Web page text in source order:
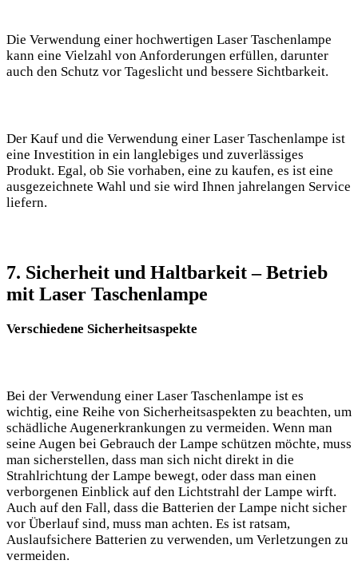
Die Verwendung einer‍ hochwertigen Laser Taschenlampe
kann eine Vielzahl von Anforderungen erfüllen, darunter
auch den Schutz vor Tageslicht und bessere Sichtbarkeit.
Der⁣ Kauf und die Verwendung einer Laser ‍Taschenlampe ist
eine Investition in ein langlebiges und zuverlässiges
Produkt.‍ Egal, ob Sie vorhaben,‌ eine zu‌ kaufen, es ist eine
ausgezeichnete Wahl und sie‍ wird​ Ihnen jahrelangen‍ Service
⁣liefern.
7.​ Sicherheit und Haltbarkeit ‌– Betrieb
mit Laser Taschenlampe
Verschiedene Sicherheitsaspekte
Bei der Verwendung einer Laser​ Taschenlampe ‍ist es
wichtig, eine Reihe von Sicherheitsaspekten⁢ zu beachten, um
schädliche Augenerkrankungen zu vermeiden. Wenn man
seine ‍Augen bei Gebrauch der Lampe schützen möchte, muss‍
man‌ sicherstellen,⁤ dass man sich nicht direkt in die⁤
Strahlrichtung der Lampe‍ bewegt, oder‌ dass man‌ einen
verborgenen Einblick auf den Lichtstrahl der Lampe wirft.
‍Auch auf den Fall, dass die Batterien der Lampe nicht sicher
vor Überlauf ⁤sind, muss man achten. Es ist ratsam,
Auslaufsichere Batterien zu verwenden, ⁣um Verletzungen zu⁤
vermeiden.